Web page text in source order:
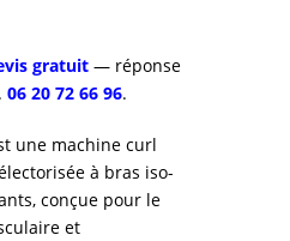
gratuit — réponse
06 20 72 66 96.
une machine curl
à bras iso-
conçue pour le
et